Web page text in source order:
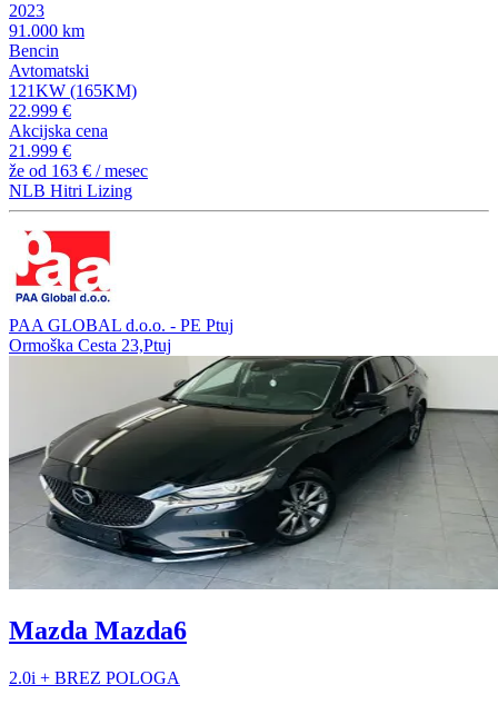
2023
91.000 km
Bencin
Avtomatski
121KW (165KM)
22.999 €
Akcijska cena
21.999 €
že od 163 € / mesec
NLB Hitri Lizing
PAA GLOBAL d.o.o. - PE Ptuj
Ormoška Cesta 23,Ptuj
Mazda Mazda6
2.0i + BREZ POLOGA